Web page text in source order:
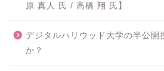
原 真人 氏 / 高橋 翔 氏】
デジタルハリウッド大学の半公開
か？